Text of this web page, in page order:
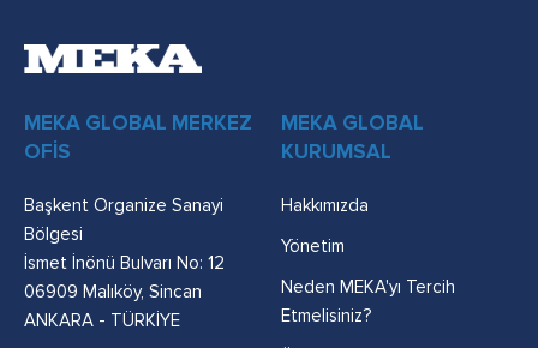
MEKA GLOBAL MERKEZ
OFİS
Başkent Organize Sanayi
Bölgesi
İsmet İnönü Bulvarı No: 12
06909 Malıköy, Sincan
ANKARA - TÜRKİYE
MEKA GLOBAL
KURUMSAL
Hakkımızda
Yönetim
Neden MEKA'yı Tercih
Etmelisiniz?